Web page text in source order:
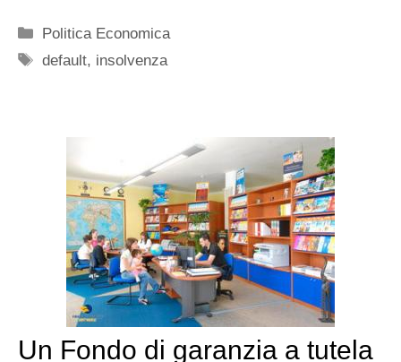
Categorie
Politica Economica
Tag
default, insolvenza
Un Fondo di garanzia a tutela